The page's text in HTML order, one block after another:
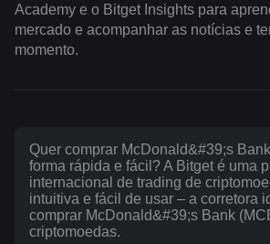
Academy e o Bitget Insights para
mercado e acompanhar as notícias e
momento.
Quer comprar McDonald&#39;s
forma rápida e fácil? A Bitget é uma
internacional de trading de
intuitiva e fácil de usar – a corretora
comprar McDonald&#39;s Bank
criptomoedas.